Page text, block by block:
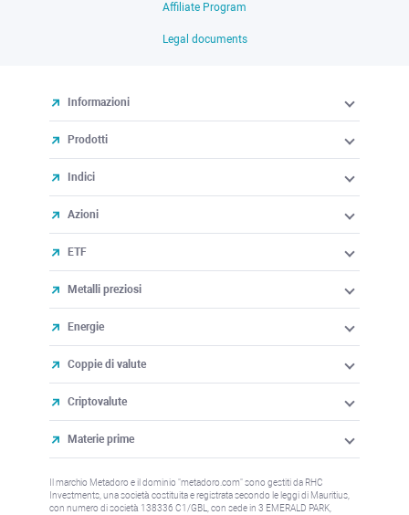
Affiliate Program
Legal documents
Informazioni
Prodotti
Indici
Azioni
ETF
Metalli preziosi
Energie
Coppie di valute
Criptovalute
Materie prime
Il marchio Metadoro e il dominio "metadoro.com" sono gestiti da RHC
Investments, una società costituita e registrata secondo le leggi di Mauritius,
con numero di società 138336 C1/GBL, con sede in 3 EMERALD PARK,